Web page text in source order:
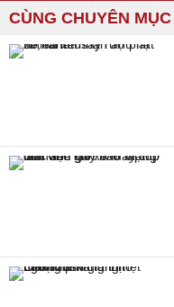
CÙNG CHUYÊN MỤC